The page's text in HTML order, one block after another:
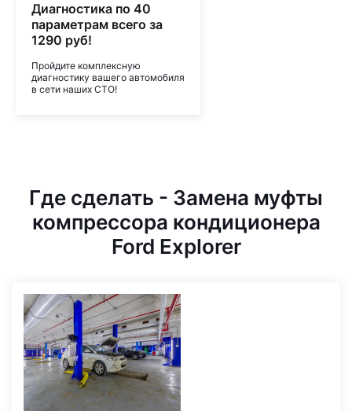
Диагностика по 40
параметрам всего за
1290 руб!
Пройдите комплексную
диагностику вашего автомобиля
в сети наших СТО!
Где сделать - Замена муфты
компрессора кондиционера
Ford Explorer